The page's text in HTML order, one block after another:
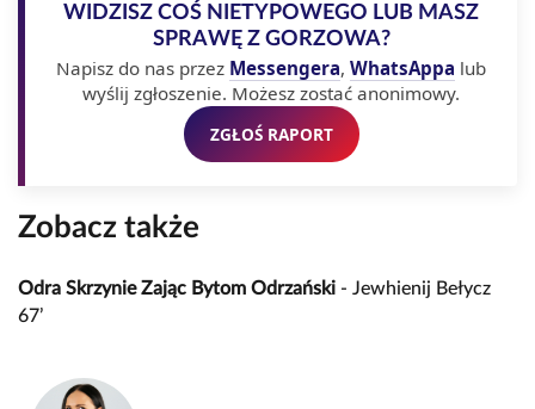
WIDZISZ COŚ NIETYPOWEGO LUB MASZ
SPRAWĘ Z GORZOWA?
Napisz do nas przez Messengera, WhatsAppa lub
wyślij zgłoszenie. Możesz zostać anonimowy.
ZGŁOŚ RAPORT
Zobacz także
Odra Skrzynie Zając Bytom Odrzański - Jewhienij Bełycz
67’